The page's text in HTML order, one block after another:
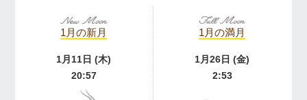
1月の新月
1月11日 (木)
20:57
1月の満月
1月26日 (金)
2:53